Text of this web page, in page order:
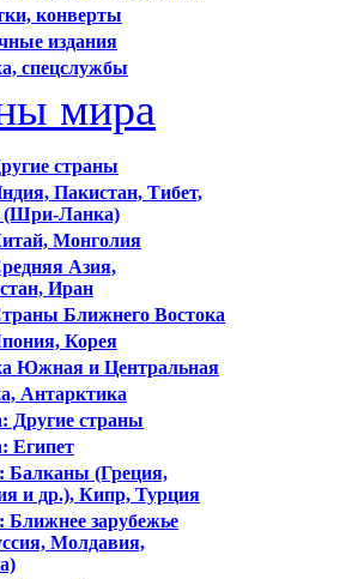
конверты
издания
спецслужбы
мира
страны
Пакистан, Тибет,
(Шри-Ланка)
Монголия
Азия,
Иран
Ближнего Востока
Корея
Южная и Центральная
Антарктика
Другие страны
Египет
Балканы (Греция,
и др.), Кипр, Турция
Ближнее зарубежье
Молдавия,